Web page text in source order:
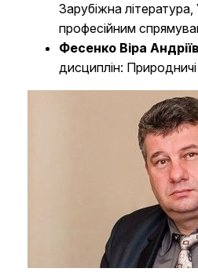
Зарубіжна
професійним
Фесенко Віра
дисциплін: